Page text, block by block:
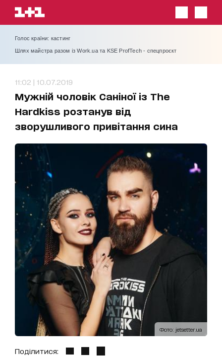
Голос країни: кастинг
Шлях майстра разом із Work.ua та KSE ProfTech - спецпроєкт
11:02 | 10.07.2019
Мужній чоловік Саніної із The
Hardkiss розтанув від
зворушливого привітання сина
Фото: jetsetter.ua
Поділитися: